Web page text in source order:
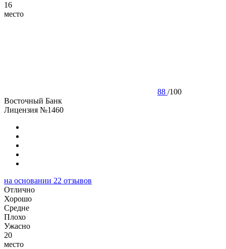
16
место
88 /100
Восточный Банк
Лицензия №1460
на основании 22 отзывов
Отлично
Хорошо
Cредне
Плохо
Ужасно
20
место